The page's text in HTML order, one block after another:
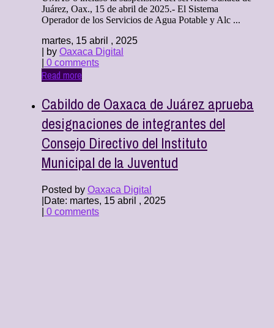
Juárez, Oax., 15 de abril de 2025.- El Sistema
Operador de los Servicios de Agua Potable y Alc ...
martes, 15 abril , 2025
| by Oaxaca Digital
0 comments
Read more
Cabildo de Oaxaca de Juárez aprueba
designaciones de integrantes del
Consejo Directivo del Instituto
Municipal de la Juventud
Posted by Oaxaca Digital
Date: martes, 15 abril , 2025
0 comments